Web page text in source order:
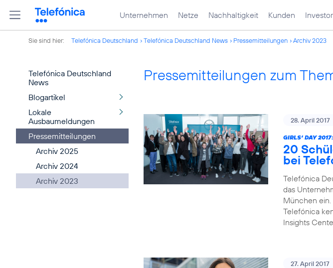
Unternehmen Netze Nachhaltigkeit Kunden
Sie sind hier: Telefónica Deutschland Telefónica Deutschland News Pressemitteilungen Archiv 2023
Telefónica Deutschland
News
Blogartikel
Lokale
Ausbaumeldungen
Pressemitteilungen
Archiv 2025
Archiv 2024
Archiv 2023
Pressemitteilungen zum
28. April 2017
GIRLS‘ DAY 2017:
20
bei
Telefónica
das
München
Telefónica
Insights
27. April 2017